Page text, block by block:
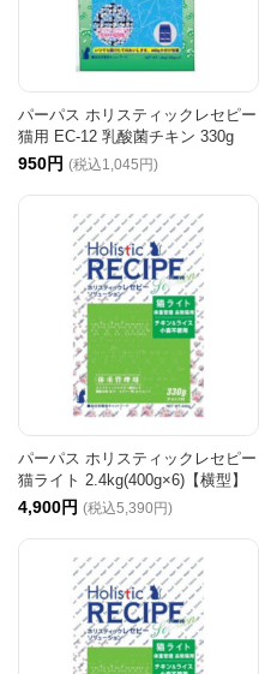
パーパス ホリスティックレセピー
猫用 EC-12 乳酸菌チキン 330g
950円 (税込1,045円)
パーパス ホリスティックレセピー
猫ライト 2.4kg(400g×6)【横型】
4,900円 (税込5,390円)